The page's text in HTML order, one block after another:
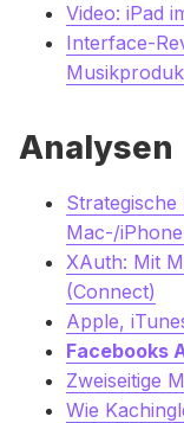
Video: iPad
Interface-
Analysen
Mac-/
XAuth: Mit
(Connect)
Apple,
Facebooks
Zweiseitige
Wie